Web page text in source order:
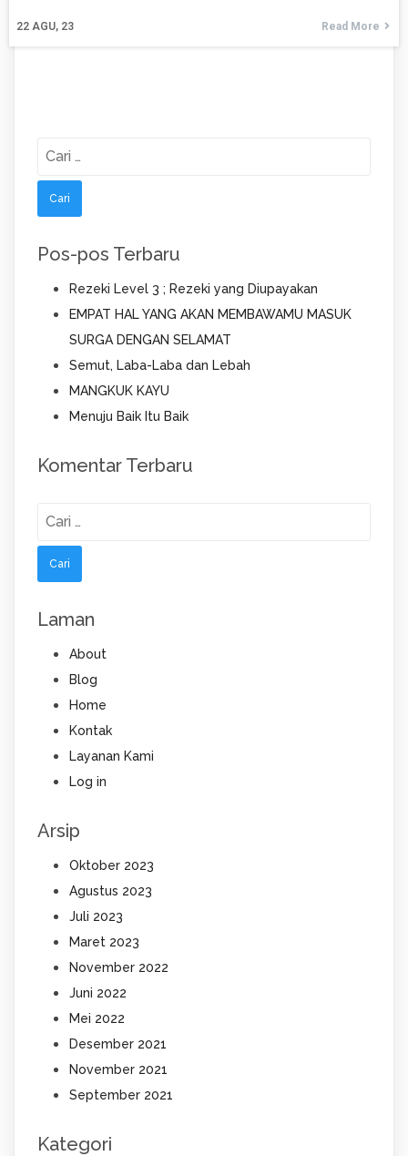
22 AGU, 23 Read More
Cari
Pos-pos Terbaru
Rezeki Level 3 ; Rezeki yang Diupayakan
EMPAT HAL YANG AKAN MEMBAWAMU MASUK
SURGA DENGAN SELAMAT
Semut, Laba-Laba dan Lebah
MANGKUK KAYU
Menuju Baik Itu Baik
Komentar Terbaru
Cari
Laman
About
Blog
Home
Kontak
Layanan Kami
Log in
Arsip
Oktober 2023
Agustus 2023
Juli 2023
Maret 2023
November 2022
Juni 2022
Mei 2022
Desember 2021
November 2021
September 2021
Kategori